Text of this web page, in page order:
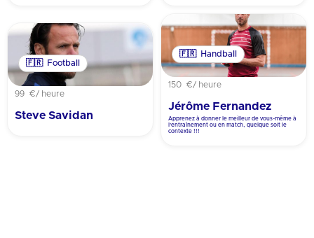
🇫🇷 Football
99 €/ heure
Steve Savidan
🇫🇷 Handball
150 €/ heure
Jérôme Fernandez
Apprenez à donner le meilleur de vous-même à
l’entraînement ou en match, quelque soit le
contexte !!!